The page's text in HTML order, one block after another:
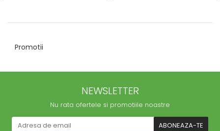
Promotii
NEWSLETTER
Nu rata ofertele si promotiile noastre